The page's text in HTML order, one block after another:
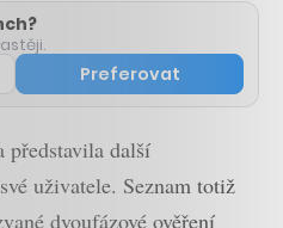
Preferovat
představila další
uživatele. Seznam totiž
dvoufázové ověření